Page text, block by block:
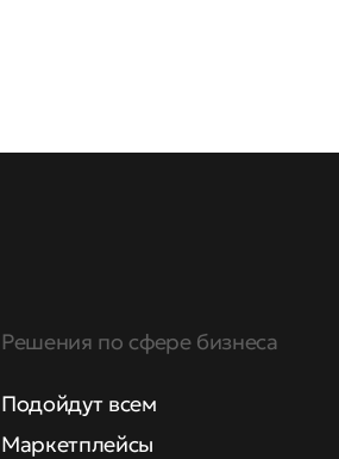
Решения по сфере бизнеса
Подойдут всем
Маркетплейсы